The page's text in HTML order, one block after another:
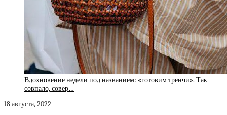
Вдохновение недели под названием: «готовим тренчи». Так
совпало, совер…
18 августа, 2022